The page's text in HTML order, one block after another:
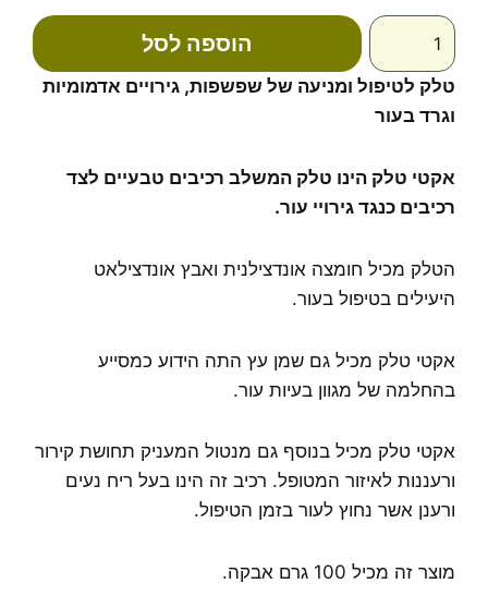
אקטי
טלק
-
Tree
Of
הוספה לסל
טלק לטיפול ומניעה של שפשפות, גירויים אדמומיות
וגרד בעור
אקטי טלק הינו טלק המשלב רכיבים טבעיים לצד
רכיבים כנגד גירויי עור.
הטלק מכיל חומצה אונדצילנית ואבץ אונדצילאט
היעילים בטיפול בעור.
אקטי טלק מכיל גם שמן עץ התה הידוע כמסייע
בהחלמה של מגוון בעיות עור.
אקטי טלק מכיל בנוסף גם מנטול המעניק תחושת קירור
ורעננות לאיזור המטופל. רכיב זה הינו בעל ריח נעים
ורענן אשר נחוץ לעור בזמן הטיפול.
מוצר זה מכיל 100 גרם אבקה.